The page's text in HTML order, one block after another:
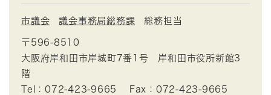
市議会 議会事務局総務課 総務担当
〒596-8510
大阪府岸和田市岸城町7番1号 岸和田市役所新館3
階
Tel：072-423-9665
Fax：072-423-9665